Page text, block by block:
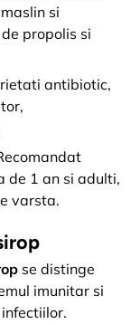
si
propolis si
antibiotic,
de 1 an si adulti,
varsta.
se distinge
imunitar si